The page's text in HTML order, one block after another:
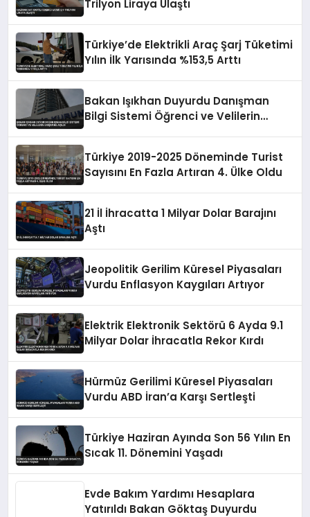
Trilyon Liraya Ulaştı
Türkiye’de Elektrikli Araç Şarj Tüketimi
Yılın İlk Yarısında %153,5 Arttı
Bakan Işıkhan Duyurdu Danışman
Bilgi Sistemi Öğrenci ve Velilerin
Türkiye 2019-2025 Döneminde Turist
Sayısını En Fazla Artıran 4. Ülke Oldu
21 İl İhracatta 1 Milyar Dolar Barajını
Aştı
Jeopolitik Gerilim Küresel Piyasaları
Vurdu Enflasyon Kaygıları Artıyor
Elektrik Elektronik Sektörü 6 Ayda 9.1
Milyar Dolar İhracatla Rekor Kırdı
Hürmüz Gerilimi Küresel Piyasaları
Vurdu ABD İran’a Karşı Sertleşti
Türkiye Haziran Ayında Son 56 Yılın En
Sıcak 11. Dönemini Yaşadı
Evde Bakım Yardımı Hesaplara
Yatırıldı Bakan Göktaş Duyurdu